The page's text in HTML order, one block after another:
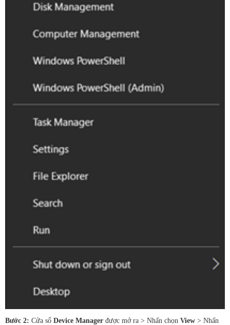
Bước 2: Cửa sổ Device Manager được mở ra > Nhấn chọn View > Nhấn